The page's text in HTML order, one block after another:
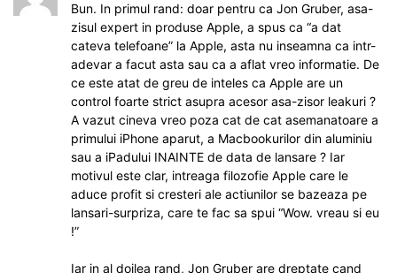
Bun. In primul rand: doar pentru ca Jon Gruber, asa-
zisul expert in produse Apple, a spus ca “a dat
cateva telefoane” la Apple, asta nu inseamna ca intr-
adevar a facut asta sau ca a aflat vreo informatie. De
ce este atat de greu de inteles ca Apple are un
control foarte strict asupra acesor asa-zisor leakuri ?
A vazut cineva vreo poza cat de cat asemanatoare a
primului iPhone aparut, a Macbookurilor din aluminiu
sau a iPadului INAINTE de data de lansare ? Iar
motivul este clar, intreaga filozofie Apple care le
aduce profit si cresteri ale actiunilor se bazeaza pe
lansari-surpriza, care te fac sa spui “Wow. vreau si eu
!”
Iar in al doilea rand, Jon Gruber are dreptate cand